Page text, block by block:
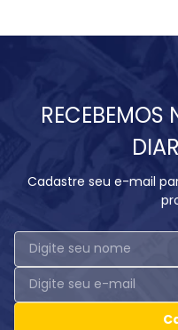
RECEBEMOS
Cadastre seu e-mail